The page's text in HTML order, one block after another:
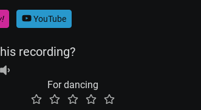
YouTube
recording?
For dancing